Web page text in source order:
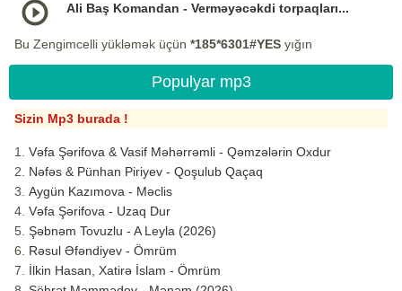
Ali Baş Komandan - Verməyəcəkdi torpaqları...
Bu Zengimcelli yükləmək üçün *185*6301#YES yığın
Populyar mp3
Sizin Mp3 burada !
Vəfa Şərifova & Vasif Məhərrəmli - Qəmzələrin Oxdur
Nəfəs & Pünhan Piriyev - Qoşulub Qaçaq
Aygün Kazımova - Məclis
Vəfa Şərifova - Uzaq Dur
Şəbnəm Tovuzlu - A Leyla (2026)
Rəsul Əfəndiyev - Ömrüm
İlkin Hasan, Xatirə İslam - Ömrüm